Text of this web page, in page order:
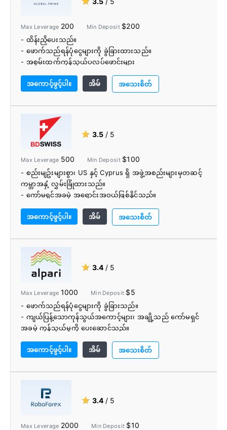
- ကော်မရှင်အခမဲ့ကုန်သွယ်မှု
Max Leverage 200 Min Deposit $200
- ထိန်းညှိပေးသည်။
- ဖောက်သည်ရန်ပုံငွေများကို ခွဲခြားထားသည်။
- အစွမ်းထက်ကုန်သွယ်ပလပ်ဖောင်းများ
လျင်မြန်သော အကောင်အထည်ဖော်မှု မြန်နှုန်း
- ECN/NDD
- VPS ကမ်းလှမ်းချက်
- အမျိုးမျိုးသောအကောင့်ရန်ပုံငွေရွေးချယ်စရာများ
- အသုံးဝင်သောကုန်သွယ်ကိရိယာများနှင့် ပညာရေးဆိုင်ရာ
အကောင့်ဖွင့်ပါ။ အိမ် အသေးစိတ်
★ 3.5 / 5
Max Leverage 500 Min Deposit $100
- စည်းမျဥ်းများစွာ၊ US နှင့် Cyprus ရှိ အဖွဲ့အစည်းများမှတဆင့်
ကမ္ဘာအနှံ့ လွှမ်းခြုံထားသည်။
- ကော်မရှင်အခမဲ့ အရောင်းအဝယ်ဖြစ်နိုင်သည်။
- MT4၊ MT5 နှင့် တစ်ဦးတည်းပိုင် ပလပ်ဖောင်းအကြား
- အခမဲ့ VPS
- ကောင်းပြီ ဖောက်သည်ထောက်ခံမှု
- Professional Traders များနှင့် Market Analyst များမှ
တိုက်ရိုက် Webinars
များ
အကောင့်ဖွင့်ပါ။ အိမ် အသေးစိတ်
★ 3.4 / 5
Max Leverage 1000 Min Deposit $5
- ဖောက်သည်ရန်ပုံငွေများကို ခွဲခြားသည်။
- ကျယ်ပြန့်သောကုန်သွယ်အကောင့်များ၊ အချို့သည် ကော်မရှင်
အခမဲ့ ကုန်သွယ်မှုကို ပေးဆောင်သည်။
- အနည်းဆုံး Deposit $5
- Web, Desktop နှင့် Mobile တို့တွင် MetaTrader 4 နှင့်
MetaTrader 5 တွင် ကုန်သွယ်မှုပြုပါ။
- Alpari Copy Trading ပရိုဂရမ်ကို ဝင်ရောက်ကြည့်ရှုပါ။
အကောင့်ဖွင့်ပါ။ အိမ် အသေးစိတ်
★ 3.4 / 5
Max Leverage 2000 Min Deposit $10